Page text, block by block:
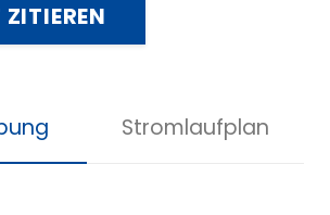
Stromlaufplan